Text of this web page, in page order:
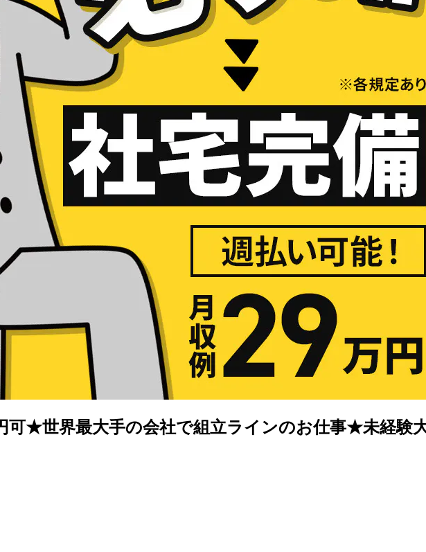
円可★世界最大手の会社で組立ラインのお仕事★未経験